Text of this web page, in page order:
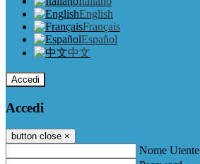
English
Français
Español
中文
Accedi
Accedi
button close ×
Nome Utente